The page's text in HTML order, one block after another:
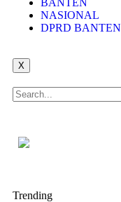
BANTEN
NASIONAL
DPRD BANTEN
X
Trending